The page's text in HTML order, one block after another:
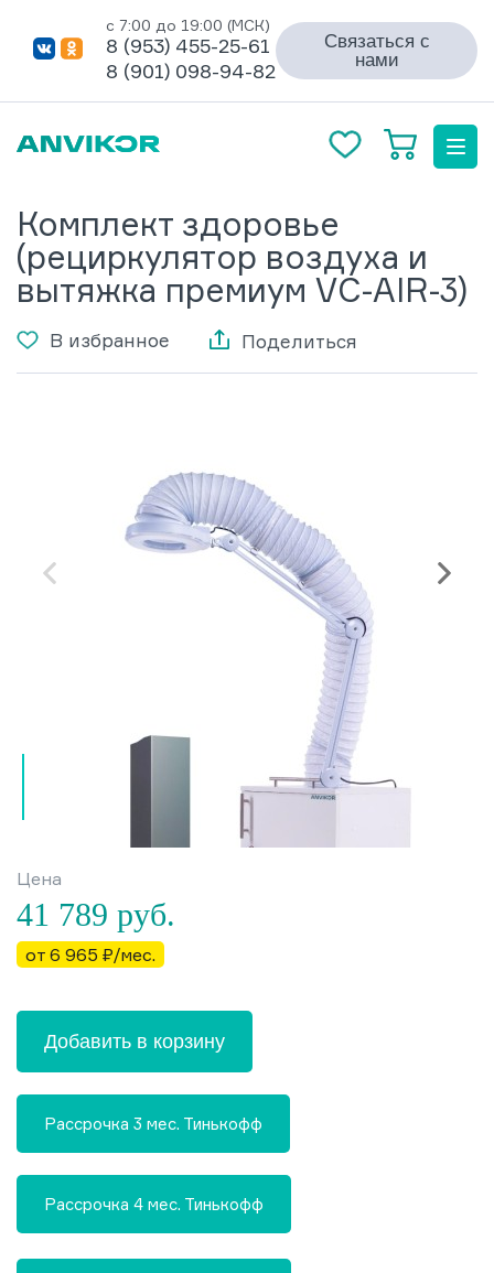
с 7:00 до 19:00 (МСК)
8 (953) 455-25-61
8 (901) 098-94-82
Связаться с
нами
Комплект здоровье
(рециркулятор воздуха и
вытяжка премиум VC-AIR-3)
В избранное Поделиться
Цена
41 789 руб.
от 6 965 ₽/мес.
Добавить в корзину
Рассрочка 3 мес. Тинькофф
Рассрочка 4 мес. Тинькофф